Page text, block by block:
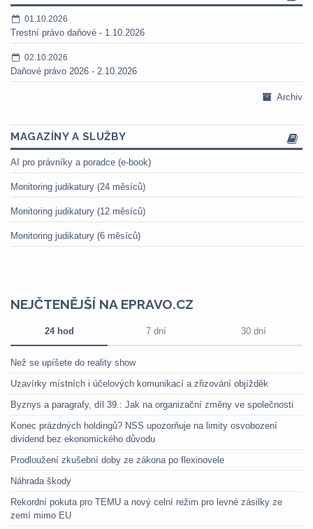
01.10.2026
Trestní právo daňové - 1.10.2026
02.10.2026
Daňové právo 2026 - 2.10.2026
Archiv
MAGAZÍNY A SLUŽBY
AI pro právníky a poradce (e-book)
Monitoring judikatury (24 měsíců)
Monitoring judikatury (12 měsíců)
Monitoring judikatury (6 měsíců)
NEJČTENĚJŠÍ NA EPRAVO.CZ
24 hod 7 dní 30 dní
Než se upíšete do reality show
Uzavírky místních i účelových komunikací a zřizování objížděk
Byznys a paragrafy, díl 39.: Jak na organizační změny ve společnosti
Konec prázdných holdingů? NSS upozorňuje na limity osvobození
dividend bez ekonomického důvodu
Prodloužení zkušební doby ze zákona po flexinovele
Náhrada škody
Rekordní pokuta pro TEMU a nový celní režim pro levné zásilky ze
zemí mimo EU